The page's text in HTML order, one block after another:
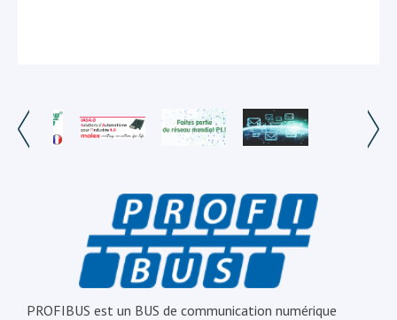
PROFIBUS est un BUS de communication numérique